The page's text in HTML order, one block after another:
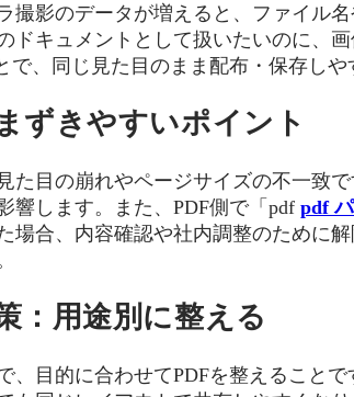
撮影のデータが増えると、ファイル
ドキュメントとして扱いたいのに、
で、同じ見た目のまま配布・保存しや
ずきやすいポイント
た目の崩れやページサイズの不一致
響します。また、PDF側で「pdf pdf
場合、内容確認や社内調整のために
：用途別に整える
、目的に合わせてPDFを整えること